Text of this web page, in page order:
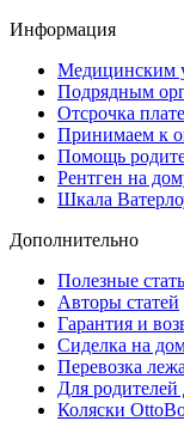
Информация
Медицинским
Подрядным
Отсрочка
Принимаем к
Помощь
Рентген на
Шкала
Дополнительно
Полезные
Авторы статей
Гарантия и
Сиделка на
Перевозка
Для
Коляски